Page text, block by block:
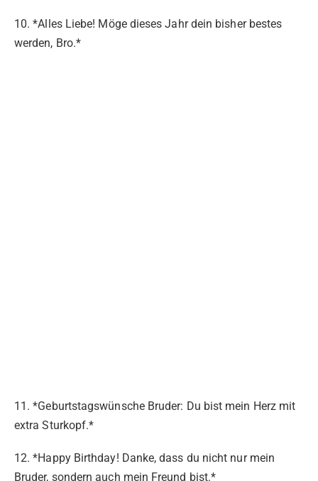
10. *Alles Liebe! Möge dieses Jahr dein bisher bestes
werden, Bro.*
11. *Geburtstagswünsche Bruder: Du bist mein Herz mit
extra Sturkopf.*
12. *Happy Birthday! Danke, dass du nicht nur mein
Bruder, sondern auch mein Freund bist.*